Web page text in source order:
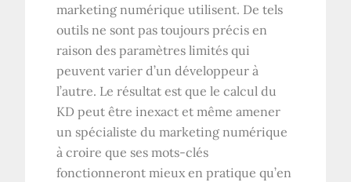
marketing numérique utilisent. De tels
outils ne sont pas toujours précis en
raison des paramètres limités qui
peuvent varier d’un développeur à
l’autre. Le résultat est que le calcul du
KD peut être inexact et même amener
un spécialiste du marketing numérique
à croire que ses mots-clés
fonctionneront mieux en pratique qu’en